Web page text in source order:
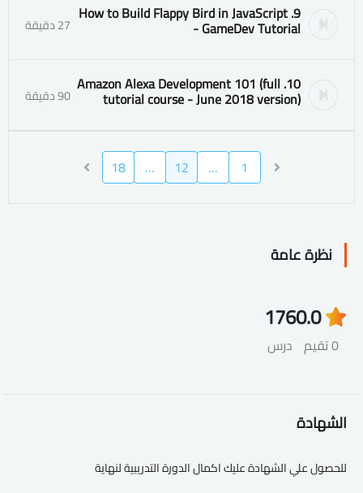
9. How to Build Flappy Bird in JavaScript
- GameDev Tutorial 27 دقيقة
10. Amazon Alexa Development 101 (full
tutorial course - June 2018 version) 90 دقيقة
1
…
12
…
18
نظرة عامة
0.0
0 تقيم
176
درس
الشهادة
للحصول علي الشهادة عليك اكمال الدورة التدريبية لنهاية